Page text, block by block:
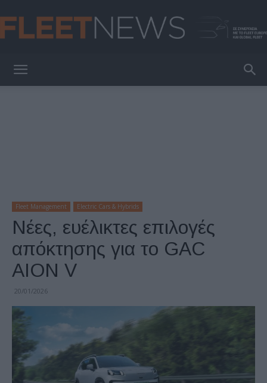
Fleet Management Electric Cars & Hybrids
Νέες, ευέλικτες επιλογές
απόκτησης για το GAC
AION V
20/01/2026